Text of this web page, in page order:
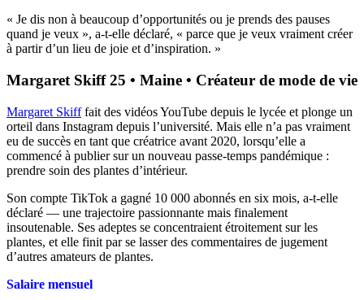
« Je dis non à beaucoup d’opportunités ou je prends des pauses
quand je veux », a-t-elle déclaré, « parce que je veux vraiment créer
à partir d’un lieu de joie et d’inspiration. »
Margaret Skiff 25 • Maine • Créateur de mode de vie
Margaret Skifffait des vidéos YouTube depuis le lycée et plonge un
orteil dans Instagram depuis l’université. Mais elle n’a pas vraiment
eu de succès en tant que créatrice avant 2020, lorsqu’elle a
commencé à publier sur un nouveau passe-temps pandémique :
prendre soin des plantes d’intérieur.
Son compte TikTok a gagné 10 000 abonnés en six mois, a-t-elle
déclaré — une trajectoire passionnante mais finalement
insoutenable. Ses adeptes se concentraient étroitement sur les
plantes, et elle finit par se lasser des commentaires de jugement
d’autres amateurs de plantes.
Salaire mensuel